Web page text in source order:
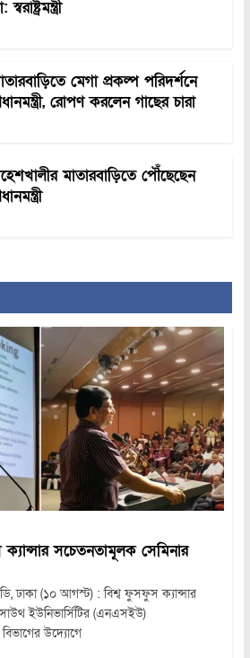
স্বরাষ্ট্রমন্ত্রী
মেগা প্রকল্প পরিদর্শনে
রোপণ করলেন গাছের চারা
মাতারবাড়িতে পৌঁছেছেন
সচেতনতামূলক সেমিনার
ঢাকা (১০ আগস্ট) : বিশ্ব ফুসফুস ক্যান্সার
ইউনিভার্সিটির (এনএসইউ)
বিভাগের উদ্যোগে